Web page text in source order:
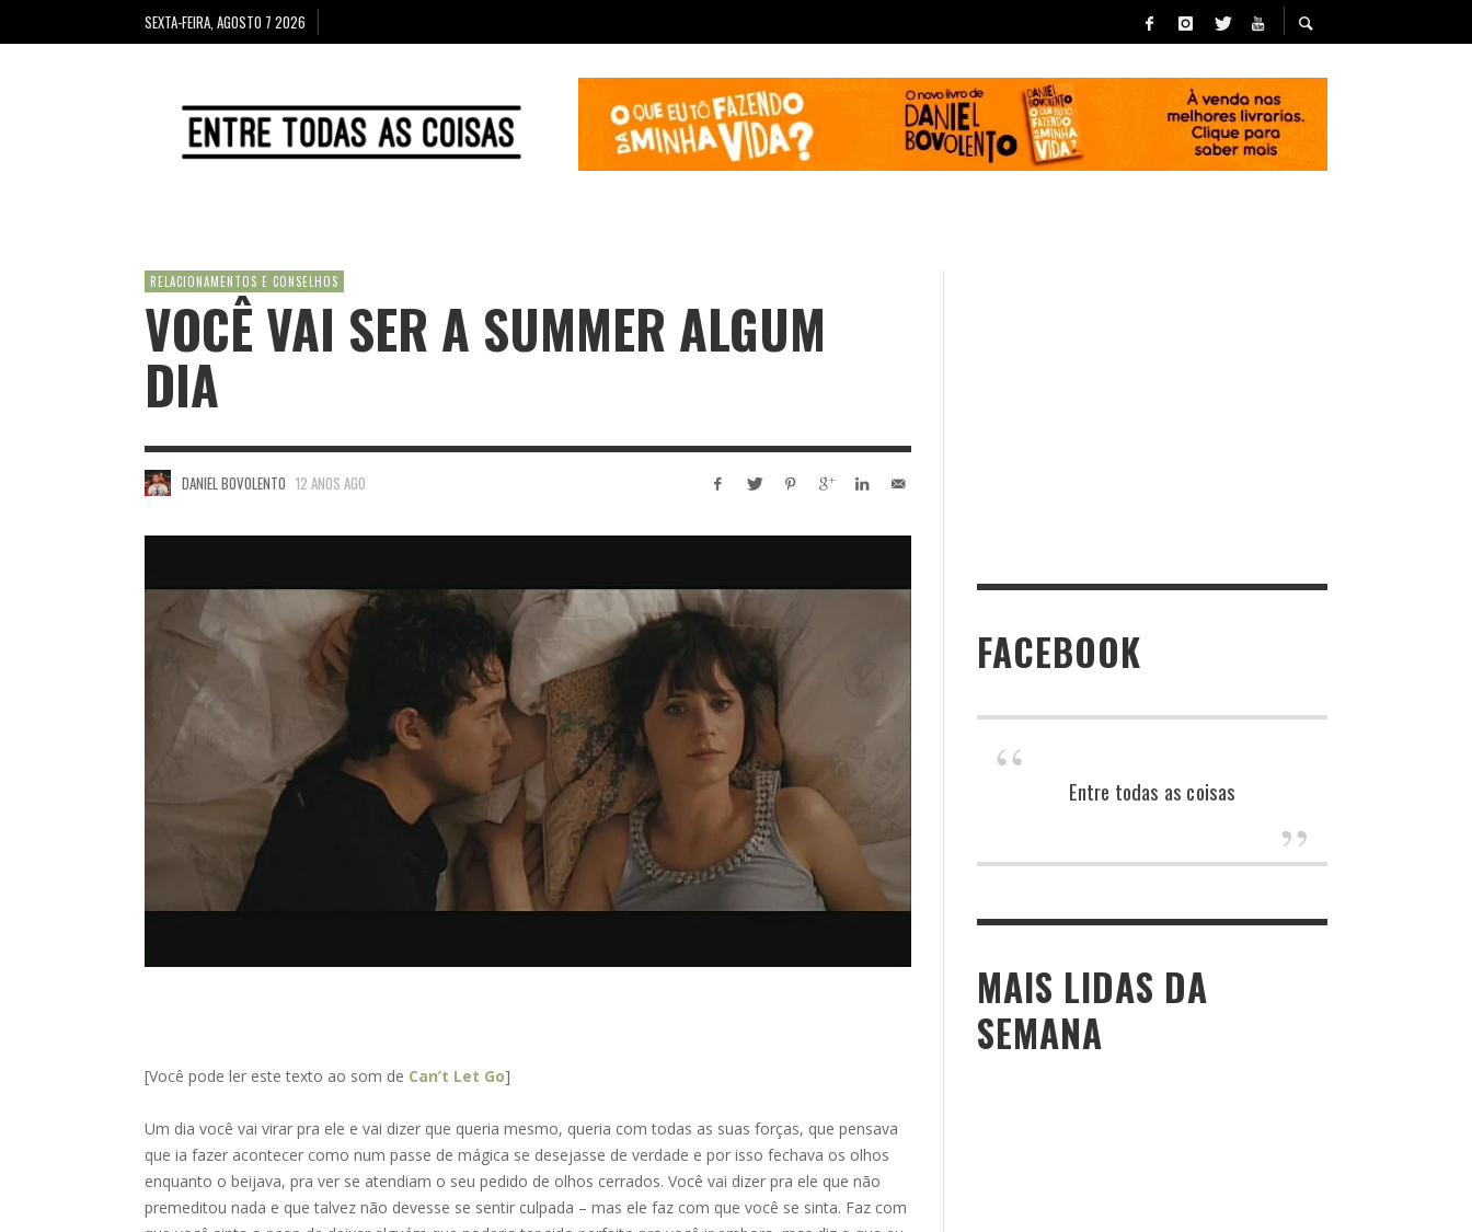
SEXTA-FEIRA, AGOSTO 7 2026
RELACIONAMENTOS E CONSELHOS
VOCÊ VAI SER A SUMMER ALGUM
DIA
DANIEL BOVOLENTO 12 ANOS AGO
[Você pode ler este texto ao som de Can’t Let Go]
Um dia você vai virar pra ele e vai dizer que queria mesmo, queria com todas as suas forças, que pensava
que ia fazer acontecer como num passe de mágica se desejasse de verdade e por isso fechava os olhos
enquanto o beijava, pra ver se atendiam o seu pedido de olhos cerrados. Você vai dizer pra ele que não
premeditou nada e que talvez não devesse se sentir culpada – mas ele faz com que você se sinta. Faz com
FACEBOOK
Entre todas as coisas
MAIS LIDAS DA
SEMANA